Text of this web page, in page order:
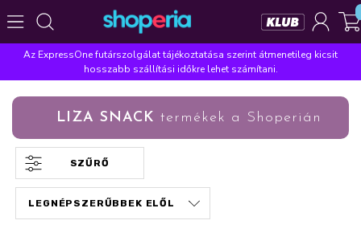
Népszerű kategóriák
Szépségápolás Élelmiszer Mosás Mosogatás
Takarítás Baba-mama Háztartás
Népszerű márkák
Pampers Lenor
Az ExpressOne futárszolgálat tájékoztatása szerint átmenetileg kicsit
hosszabb szállítási időkre lehet számítani.
LIZA SNACK termékek a Shoperián
SZŰRŐ